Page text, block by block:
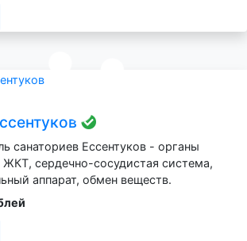
санаториев Ессентуков - органы
ЖКТ, сердечно-сосудистая система,
аппарат, обмен веществ.